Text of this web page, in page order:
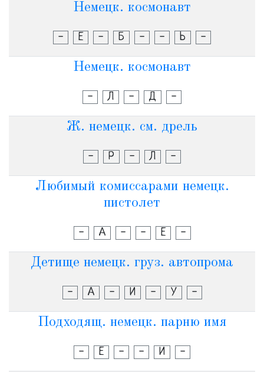
Немецк. космонавт
- Е - Б - - Ь -
Немецк. космонавт
- Л - Д -
Ж. немецк. см. дрель
- Р - Л -
Любимый комиссарами немецк.
пистолет
- А - - Е -
Детище немецк. груз. автопрома
- А - И - У -
Подходящ. немецк. парню имя
- Е - - И -